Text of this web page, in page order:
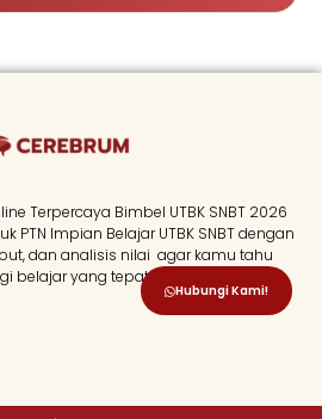
Terpercaya Bimbel UTBK SNBT 2026
PTN Impian Belajar UTBK SNBT dengan
dan analisis nilai agar kamu tahu
belajar yang tepat.
Hubungi Kami!